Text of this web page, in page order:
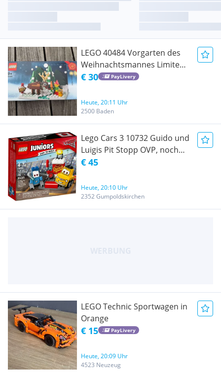
LEGO 40484 Vorgarten des
Weihnachtsmannes Limited
Edition Weihnachten
€ 30 PayLivery
Heute, 20:11 Uhr
2500 Baden
Lego Cars 3 10732 Guido und
Luigis Pit Stopp OVP, noch
nicht geöffnet
€ 45
Heute, 20:10 Uhr
2352 Gumpoldskirchen
LEGO Technic Sportwagen in
Orange
€ 15 PayLivery
Heute, 20:09 Uhr
4523 Neuzeug